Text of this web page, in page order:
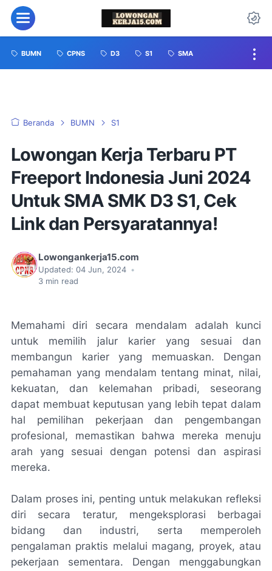
BUMN CPNS D3 S1 SMA
Beranda BUMN S1
Lowongan Kerja Terbaru PT
Freeport Indonesia Juni 2024
Untuk SMA SMK D3 S1, Cek
Link dan Persyaratannya!
Lowongankerja15.com
Updated: 04 Jun, 2024 •
3 min read
Memahami diri secara mendalam adalah kunci
untuk memilih jalur karier yang sesuai dan
membangun karier yang memuaskan. Dengan
pemahaman yang mendalam tentang minat, nilai,
kekuatan, dan kelemahan pribadi, seseorang
dapat membuat keputusan yang lebih tepat dalam
hal pemilihan pekerjaan dan pengembangan
profesional, memastikan bahwa mereka menuju
arah yang sesuai dengan potensi dan aspirasi
mereka.
Dalam proses ini, penting untuk melakukan refleksi
diri secara teratur, mengeksplorasi berbagai
bidang dan industri, serta memperoleh
pengalaman praktis melalui magang, proyek, atau
pekerjaan sementara. Dengan menggabungkan